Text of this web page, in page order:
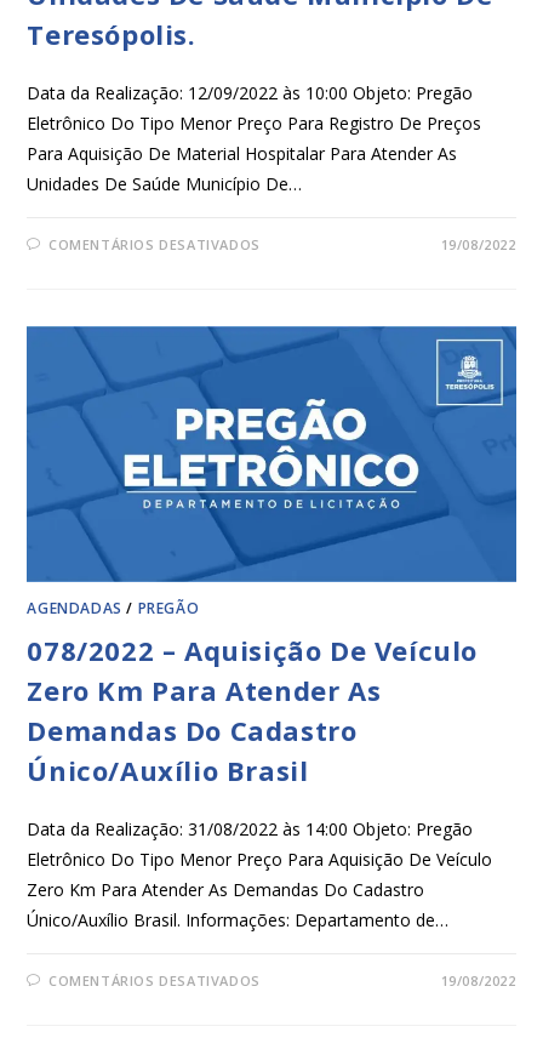
Teresópolis.
Data da Realização: 12/09/2022 às 10:00 Objeto: Pregão
Eletrônico Do Tipo Menor Preço Para Registro De Preços
Para Aquisição De Material Hospitalar Para Atender As
Unidades De Saúde Município De…
COMENTÁRIOS DESATIVADOS 19/08/2022
AGENDADAS / PREGÃO
078/2022 – Aquisição De Veículo
Zero Km Para Atender As
Demandas Do Cadastro
Único/Auxílio Brasil
Data da Realização: 31/08/2022 às 14:00 Objeto: Pregão
Eletrônico Do Tipo Menor Preço Para Aquisição De Veículo
Zero Km Para Atender As Demandas Do Cadastro
Único/Auxílio Brasil. Informações: Departamento de…
COMENTÁRIOS DESATIVADOS 19/08/2022